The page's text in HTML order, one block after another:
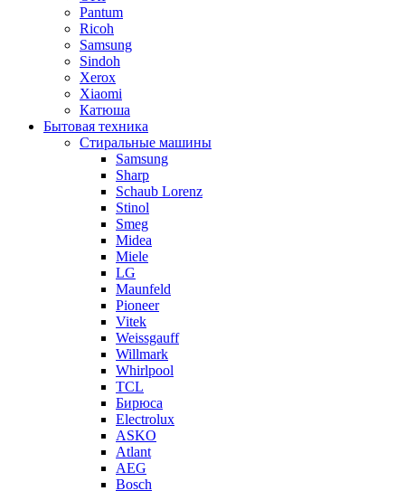
Pantum
Ricoh
Samsung
Sindoh
Xerox
Xiaomi
Катюша
Бытовая техника
Стиральные машины
Samsung
Sharp
Schaub Lorenz
Stinol
Smeg
Midea
Miele
LG
Maunfeld
Pioneer
Vitek
Weissgauff
Willmark
Whirlpool
TCL
Бирюса
Electrolux
ASKO
Atlant
AEG
Bosch